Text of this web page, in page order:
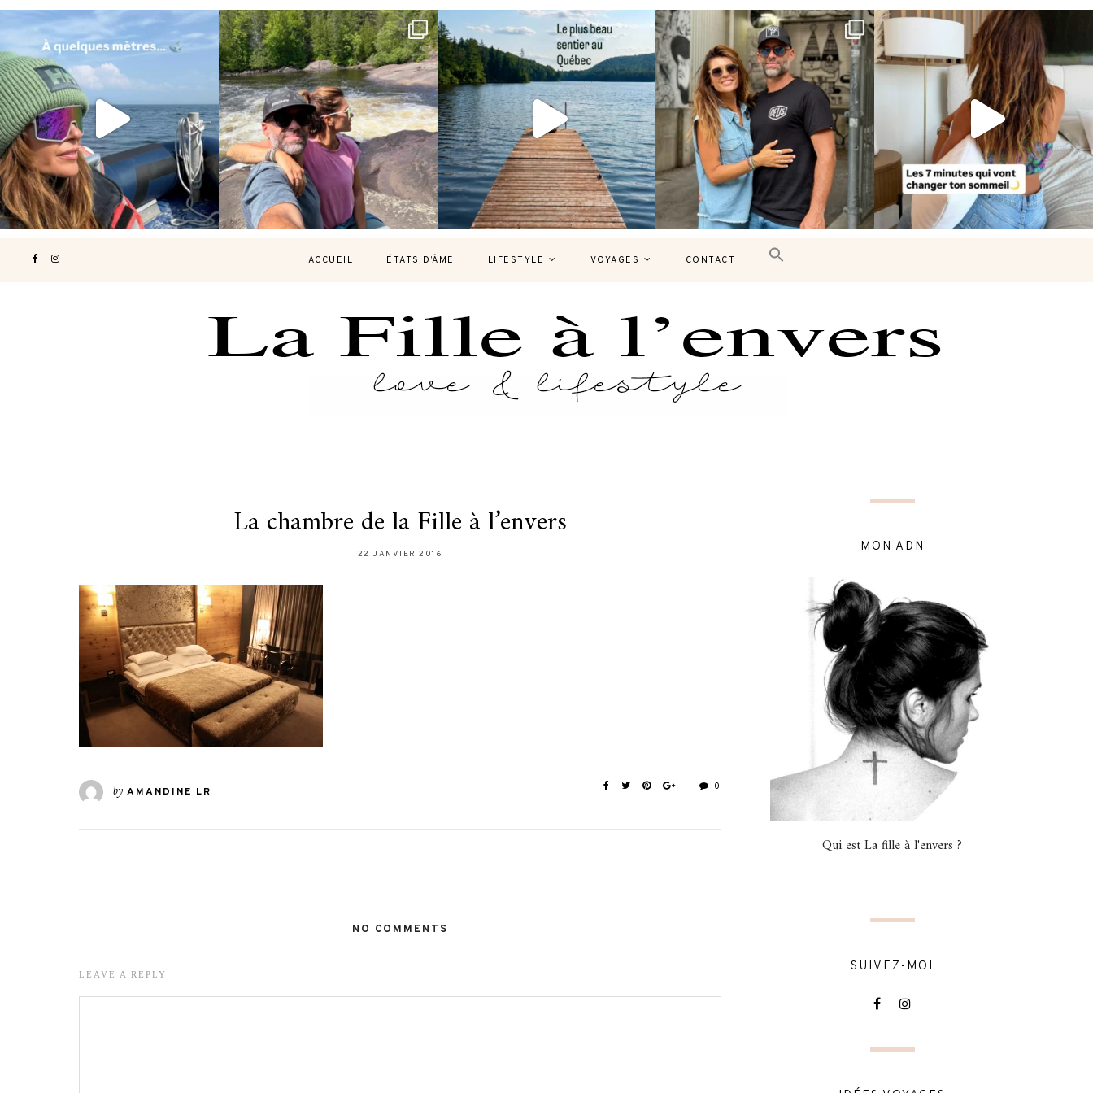
Voir une baleine en photo, c’est
impressionnant 🐋...
206
Les Laurentides, le Québec version
nature.
...
318 47
Et si je te disais qu’il existe un sentier où
127 37
Montréal, une très belle surprise 🇨🇦
J’ai...
453
Le sommeil est essentiel à notre bien-
être… et...
102 14
ACCUEIL ÉTATS D’ÂME LIFESTYLE VOYAGES CONTACT
La chambre de la Fille à l’envers
22 JANVIER 2016
by AMANDINE LR 0
NO COMMENTS
LEAVE A REPLY
MON ADN
Qui est La fille à l'envers ?
SUIVEZ-MOI